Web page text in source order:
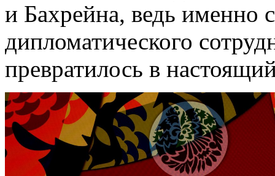
и Бахрейна, ведь именно
дипломатического
превратилось в